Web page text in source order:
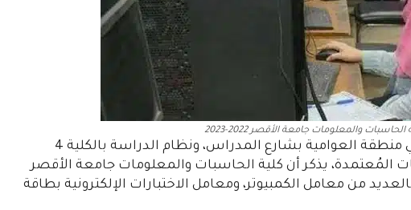
والمعلومات جامعة الأقصر 2022-2023
تقع في منطقة العوامية بشارع المدراس، ونظام الدراسة بالكلية 4
المُعتمدة، يذكر أن كلية الحاسبات والمعلومات جامعة الأقصر
وهي مزودة بالعديد من معامل الكمبيوتر، ومعامل الاختبارات الإلكترونية بطاقة